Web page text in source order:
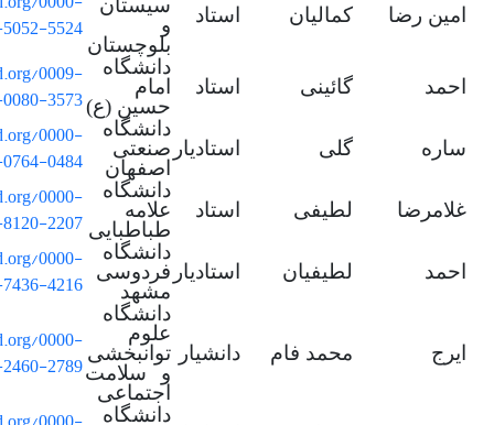
امین رضا کمالیان استاد
سیستان
و
بلوچستان 5524
احمد گائینی استاد
دانشگاه
امام
حسین (ع)
0009-
3573
ساره گلی استادیار
دانشگاه
صنعتی
اصفهان
0000-
0484
غلامرضا لطیفی استاد
دانشگاه
علامه
طباطبایی
0000-
2207
احمد لطیفیان استادیار
دانشگاه
فردوسی
مشهد
0000-
4216
ایرج محمد فام دانشیار
دانشگاه
علوم
توانبخشی
و سلامت
اجتماعی
0000-
2789
دانشگاه